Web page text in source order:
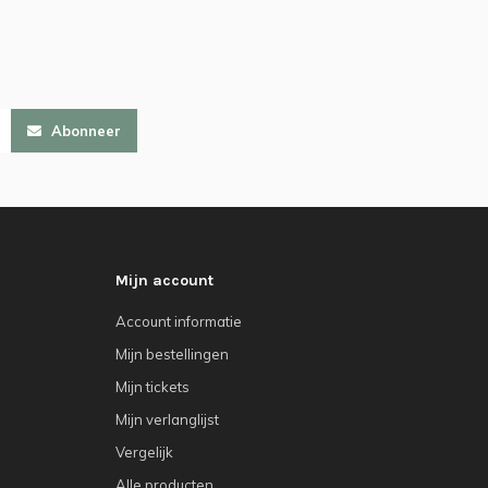
Abonneer
Mijn account
Account informatie
Mijn bestellingen
Mijn tickets
Mijn verlanglijst
Vergelijk